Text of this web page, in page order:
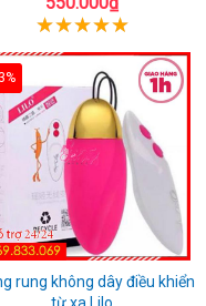
rung không dây điều khiển
từ xa Lilo